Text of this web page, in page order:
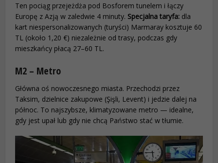
Ten pociąg przejeżdża pod Bosforem tunelem i łączy
Europę z Azją w zaledwie 4 minuty. Specjalna taryfa: dla
kart niespersonalizowanych (turyści) Marmaray kosztuje 60
TL (około 1,20 €) niezależnie od trasy, podczas gdy
mieszkańcy płacą 27–60 TL.
M2 – Metro
Główna oś nowoczesnego miasta. Przechodzi przez
Taksim, dzielnice zakupowe (Şişli, Levent) i jedzie dalej na
północ. To najszybsze, klimatyzowane metro — idealne,
gdy jest upał lub gdy nie chcą Państwo stać w tłumie.